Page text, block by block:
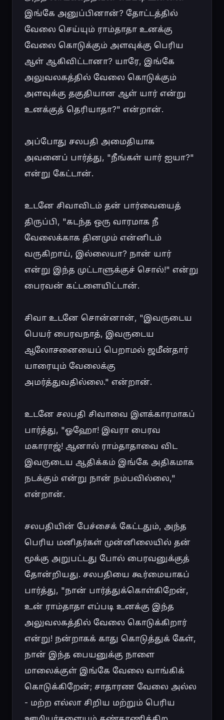
இங்கே அனுப்பினான்? தோட்டத்தில்
வேலை செய்யும் ராம்தாதா உனக்கு
வேலை கொடுக்கும் அளவுக்கு பெரிய
ஆள் ஆகிவிட்டானா? யாரே, இங்கே
அலுவலகத்தில் வேலை கொடுக்கும்
அளவுக்கு தகுதியான ஆள் யார் என்று
உனக்குத் தெரியாதா?" என்றான்.
அப்போது சலபதி அமைதியாக
அவனைப் பார்த்து, "நீங்கள் யார் ஐயா?"
என்று கேட்டான்.
உடனே சிவாவிடம் தன் பார்வையைத்
திருப்பி, "கடந்த ஒரு வாரமாக நீ
வேலைக்காக தினமும் என்னிடம்
வருகிறாய், இல்லையா? நான் யார்
என்று இந்த முட்டாளுக்குச் சொல்!" என்று
பைரவன் கட்டளையிட்டான்.
சிவா உடனே சொன்னான், "இவருடைய
பெயர் பைரவநாத், இவருடைய
ஆலோசனையைப் பெறாமல் ஜமீன்தார்
யாரையும் வேலைக்கு
அமர்த்துவதில்லை." என்றான்.
உடனே சலபதி சிவாவை இளக்காரமாகப்
பார்த்து, "ஓஹோ! இவரா பைரவ
மகாராஜ்! ஆனால் ராம்தாதாவை விட
இவருடைய ஆதிக்கம் இங்கே அதிகமாக
நடக்கும் என்று நான் நம்பவில்லை,"
என்றான்.
சலபதியின் பேச்சைக் கேட்டதும், அந்த
பெரிய மனிதர்கள் முன்னிலையில் தன்
மூக்கு அறுபட்டது போல் பைரவனுக்குத்
தோன்றியது. சலபதியை கூர்மையாகப்
பார்த்து, "நான் பார்த்துக்கொள்கிறேன்,
உன் ராம்தாதா எப்படி உனக்கு இந்த
அலுவலகத்தில் வேலை கொடுக்கிறார்
என்று! நன்றாகக் காது கொடுத்துக் கேள்,
நான் இந்த பையனுக்கு நாளை
மாலைக்குள் இங்கே வேலை வாங்கிக்
கொடுக்கிறேன்; சாதாரண வேலை அல்ல
- மற்ற எல்லா சிறிய மற்றும் பெரிய